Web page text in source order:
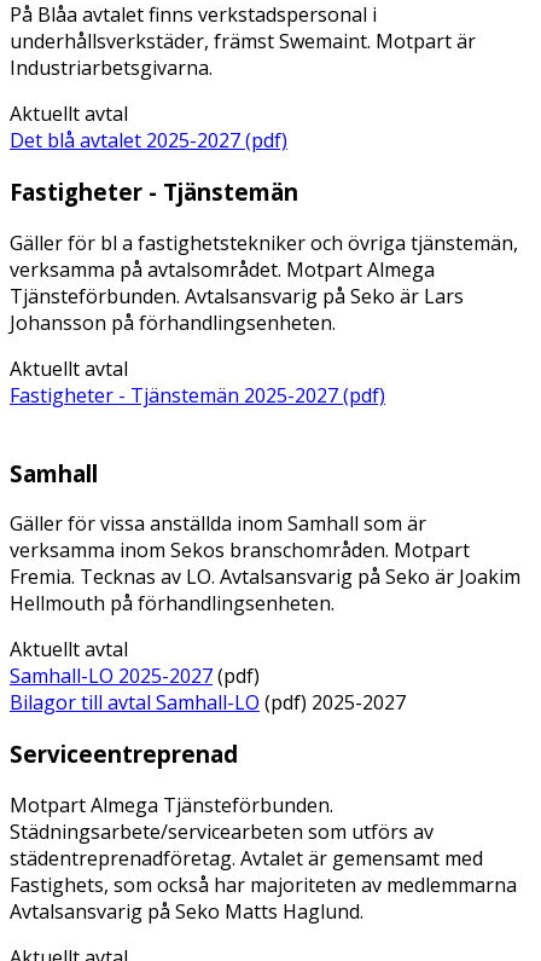
På Blåa avtalet finns verkstadspersonal i
underhållsverkstäder, främst Swemaint. Motpart är
Industriarbetsgivarna.
Aktuellt avtal
Det blå avtalet 2025-2027 (pdf)
Fastigheter - Tjänstemän
Gäller för bl a fastighetstekniker och övriga tjänstemän,
verksamma på avtalsområdet. Motpart Almega
Tjänsteförbunden. Avtalsansvarig på Seko är Lars
Johansson på förhandlingsenheten.
Aktuellt avtal
Fastigheter - Tjänstemän 2025-2027 (pdf)
Samhall
Gäller för vissa anställda inom Samhall som är
verksamma inom Sekos branschområden. Motpart
Fremia. Tecknas av LO. Avtalsansvarig på Seko är Joakim
Hellmouth på förhandlingsenheten.
Aktuellt avtal
Samhall-LO 2025-2027(pdf)
Bilagor till avtal Samhall-LO (pdf) 2025-2027
Serviceentreprenad
Motpart Almega Tjänsteförbunden.
Städningsarbete/servicearbeten som utförs av
städentreprenadföretag. Avtalet är gemensamt med
Fastighets, som också har majoriteten av medlemmarna
Avtalsansvarig på Seko Matts Haglund.